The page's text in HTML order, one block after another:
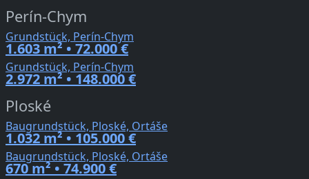
Perín-Chym
Grundstück, Perín-Chym
1.603 m² • 72.000 €
Grundstück, Perín-Chym
2.972 m² • 148.000 €
Ploské
Baugrundstück, Ploské, Ortáše
1.032 m² • 105.000 €
Baugrundstück, Ploské, Ortáše
670 m² • 74.900 €